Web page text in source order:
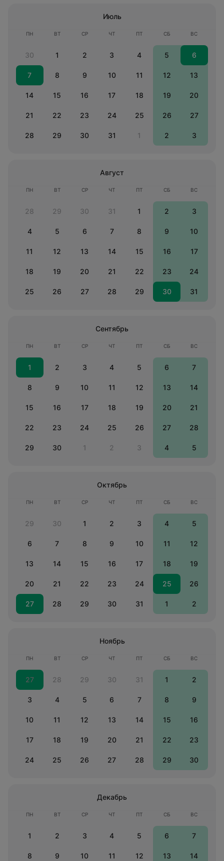
Июль
ПН ВТ СР ЧТ ПТ СБ ВС
30 1 2 3 4 5 6
7 8 9 10 11 12 13
14 15 16 17 18 19 20
21 22 23 24 25 26 27
28 29 30 31 1 2 3
Август
ПН ВТ СР ЧТ ПТ СБ ВС
28 29 30 31 1 2 3
4 5 6 7 8 9 10
11 12 13 14 15 16 17
18 19 20 21 22 23 24
25 26 27 28 29 30 31
Сентябрь
ПН ВТ СР ЧТ ПТ СБ ВС
1 2 3 4 5 6 7
8 9 10 11 12 13 14
15 16 17 18 19 20 21
22 23 24 25 26 27 28
29 30 1 2 3 4 5
Октябрь
ПН ВТ СР ЧТ ПТ СБ ВС
29 30 1 2 3 4 5
6 7 8 9 10 11 12
13 14 15 16 17 18 19
20 21 22 23 24 25 26
27 28 29 30 31 1 2
Ноябрь
ПН ВТ СР ЧТ ПТ СБ ВС
27 28 29 30 31 1 2
3 4 5 6 7 8 9
10 11 12 13 14 15 16
17 18 19 20 21 22 23
24 25 26 27 28 29 30
Декабрь
ПН ВТ СР ЧТ ПТ СБ ВС
1 2 3 4 5 6 7
8 9 10 11 12 13 14